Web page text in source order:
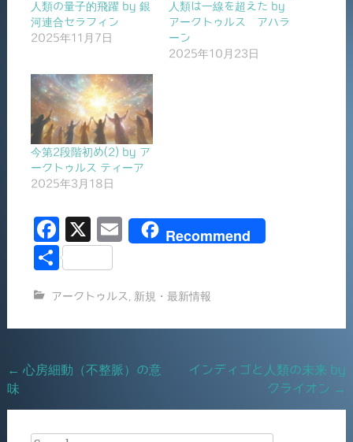
人類の量子的飛躍 by 銀
河連合セラフィン
2025年11月7日
人類は一線を超えた by
アークトゥルス アハラ
ーン
2025年10月23日
今第2段階初め(2) by ア
ークトゥルス ティーア
2025年3月18日
F
a
e
b
o
k
X
E
l
Recommend
共
アークトゥルス 新規・最新情報
Post
navigation
← 心房細動（不整脈）の意
味
インディゴと人類の未来 by
クライオン →